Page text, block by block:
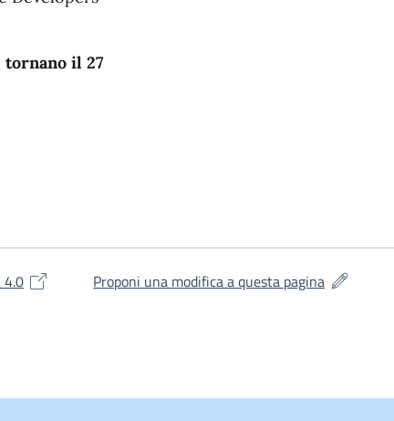
il 27
4.0(si apre in una nuova finestra)
Proponi una modifica a questa pagina(si apre in